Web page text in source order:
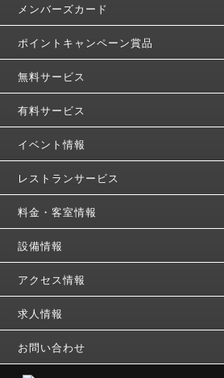
メンバーズカード
ポイントキャンペーン賞品
無料サービス
有料サービス
イベント情報
レストランサービス
料金・客室情報
設備情報
アクセス情報
求人情報
お問い合わせ